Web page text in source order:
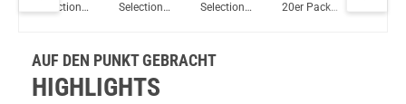
Wotofo nexMINI Subohm 4,5ml Tank Verdampfer Silber
Selection
Selection
Selection
20er Pack
AUF DEN PUNKT GEBRACHT
HIGHLIGHTS